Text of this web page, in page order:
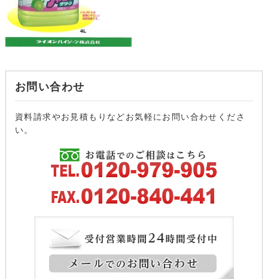
お問い合わせ
資料請求やお見積もりなどお気軽にお問い合わせくださ
い。